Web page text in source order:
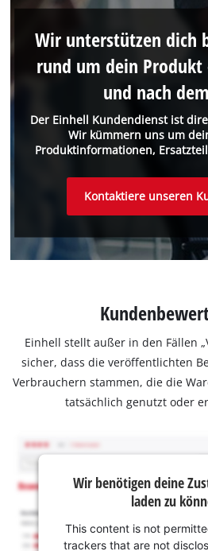
Der Einhell Kundendienst ist
Wir kümmern uns um
Produktinformationen,
Wir unterstützen dich
rund um dein
und nach
Kontaktiere unseren
Einhell stellt außer in den Fällen
sicher, dass die veröffentlichten
Verbrauchern stammen, die die
tatsächlich genutzt oder
Wir benötigen deine
laden zu
This content is not
trackers that are not